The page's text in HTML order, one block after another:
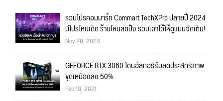
รวมโปรคอมมาร์ท Commart TechXPro ปลายปี 2024
มีโปรไหนเด็ด ร้านไหนลดปัง รวมเอาไว้ให้ดูแบบจัดเต็ม!
Nov 28, 2024
GEFORCE RTX 3060 โดนอัลกอริธึ่มลดประสิทธิภาพ
ขุดเหมืองลง 50%
Feb 19, 2021